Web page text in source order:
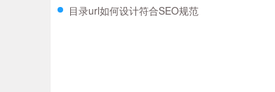
目录url如何设计符合SEO规范